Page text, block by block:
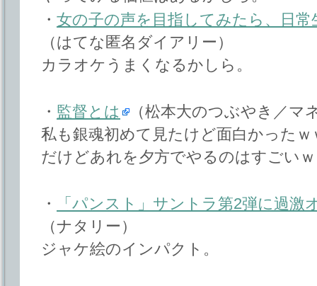
・ 女の子の声を目指してみたら、日
（はてな匿名ダイアリー）
カラオケうまくなるかしら。
・ 監督とは
（松本大のつぶやき／マ
私も銀魂初めて見たけど面白かった
だけどあれを夕方でやるのはすごいｗ
・
「パンスト」サントラ第2弾に過激
（ナタリー）
ジャケ絵のインパクト。